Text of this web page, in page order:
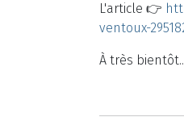
L'article 👉
ventoux-
À très